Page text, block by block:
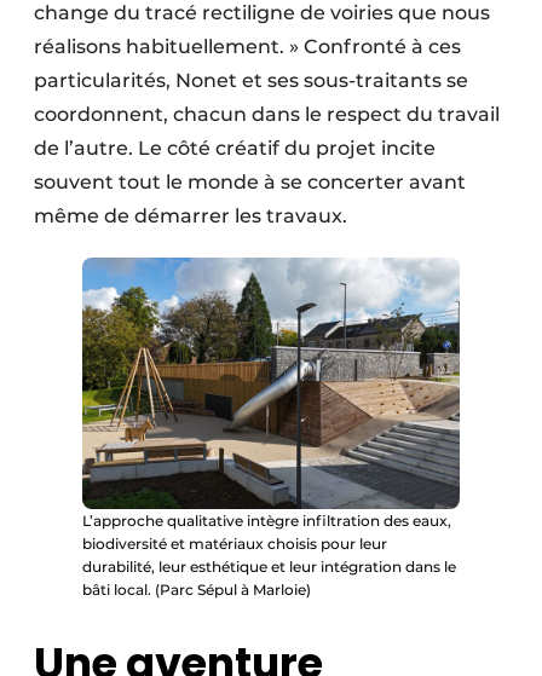
change du tracé rectiligne de voiries que nous
réalisons habituellement. » Confronté à ces
particularités, Nonet et ses sous-traitants se
coordonnent, chacun dans le respect du travail
de l’autre. Le côté créatif du projet incite
souvent tout le monde à se concerter avant
même de démarrer les travaux.
L’approche qualitative intègre infiltration des eaux,
biodiversité et matériaux choisis pour leur
durabilité, leur esthétique et leur intégration dans le
bâti local. (Parc Sépul à Marloie)
Une aventure